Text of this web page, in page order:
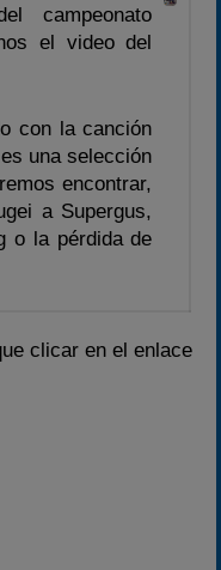
2023
Estadísticas
Preguntas Frecuentes
campeonato
el video del
con la canción
una selección
encontrar,
a Supergus,
o la pérdida de
clicar en el enlace